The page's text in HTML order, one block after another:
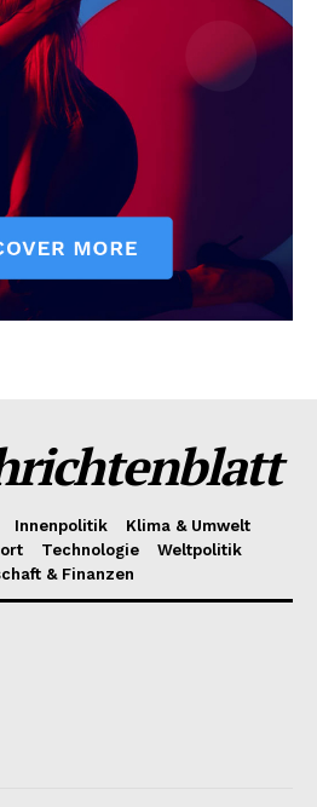
Innenpolitik
Klima & Umwelt
Technologie
Weltpolitik
& Finanzen